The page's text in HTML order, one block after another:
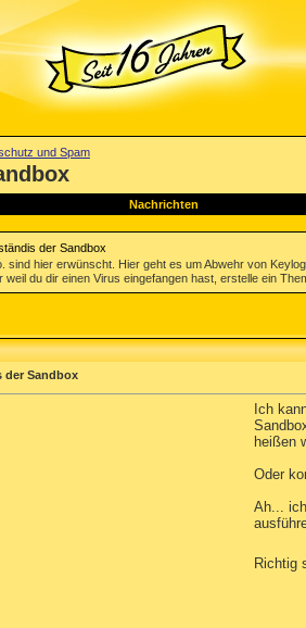
und Spam
Nachrichten
der Sandbox
hier erwünscht. Hier geht es um Abwehr von
du dir einen Virus eingefangen hast, erstelle ein
der Sandbox
Ich
heißen
Oder
Ah...
Richtig